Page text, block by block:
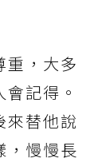
重，大多
記得。
來替他說
，慢慢長